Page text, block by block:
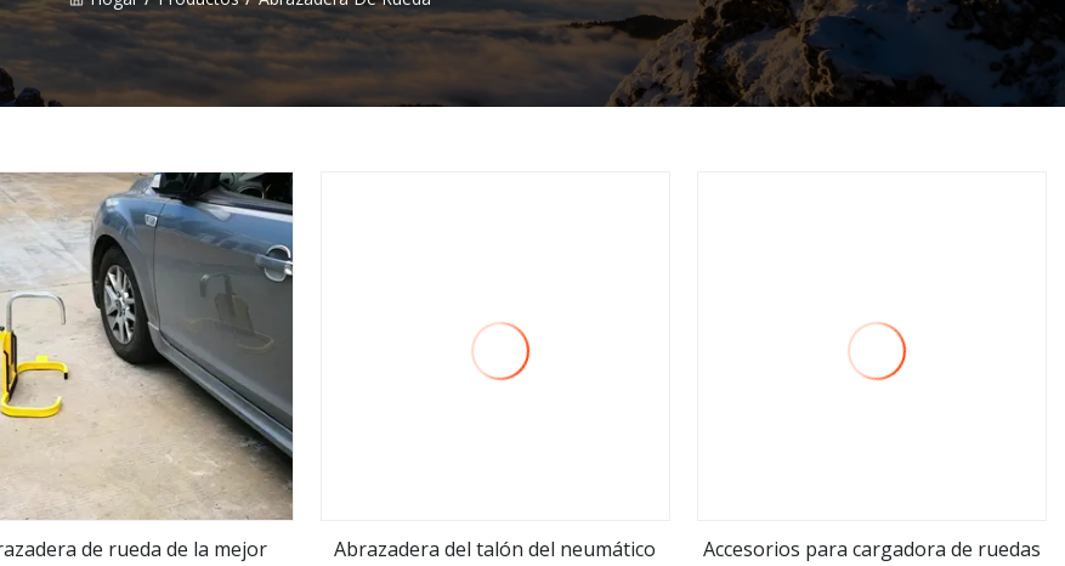
de rueda de la mejor
Abrazadera del talón del neumático
Accesorios para cargadora de ruedas